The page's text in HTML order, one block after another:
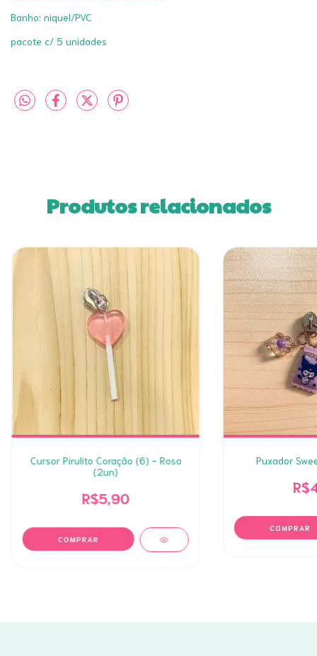
Banho: niquel/PVC
pacote c/ 5 unidades
Produtos relacionados
Cursor Pirulito Coração (6) - Rosa
(2un)
R$5,90
Puxador